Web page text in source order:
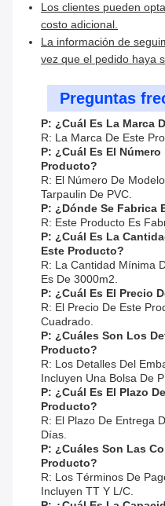
Los clientes pueden
costo adicional.
La información de
vez que el pedido haya
Preguntas
P: ¿Cuál Es La Marca
R: La Marca De Este
P: ¿Cuál Es El
Producto?
R: El Número De
Tarpaulin De PVC.
P: ¿Dónde Se Fabrica
R: Este Producto Es
P: ¿Cuál Es La
Este Producto?
R: La Cantidad Mínima
Es De 3000m2.
P: ¿Cuál Es El Precio
R: El Precio De Este
Cuadrado.
P: ¿Cuáles Son Los
Producto?
R: Los Detalles Del
Incluyen Una Bolsa De
P: ¿Cuál Es El Plazo
Producto?
R: El Plazo De Entrega
Días.
P: ¿Cuáles Son Las
Producto?
R: Los Términos De
Incluyen TT Y L/C.